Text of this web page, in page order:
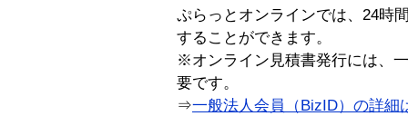
ぷらっとオンラインでは、24時
することができます。
※オンライン見積書発行には、
要です。
⇒一般法人会員（BizID）の詳細